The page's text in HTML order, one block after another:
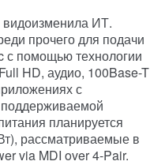
видоизменила ИТ.
прочего для подачи
с помощью технологии
HD, аудио, 100Base-T
с
планируется
рассматриваемые в
via MDI over 4-Pair.